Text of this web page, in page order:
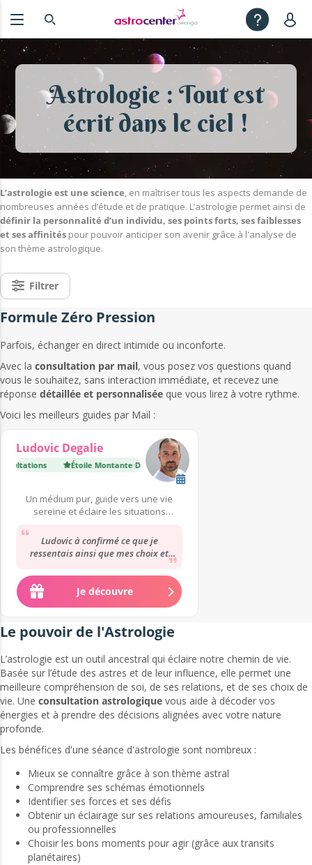
Astrologie : Tout est
écrit dans le ciel !
L’astrologie est une science, en maîtriser tous les aspects demande de
nombreuses années d’étude et de pratique. L’astrologie permet ainsi de
définir la personnalité d’un individu, ses points forts, ses faiblesses
et ses affinités pour pouvoir anticiper son avenir grâce à l'analyse de
son thème astrologique.
Filtrer
Formule Zéro Pression
Parfois, échanger en direct intimide ou inconforte.
Avec la consultation par mail, vous posez vos questions quand
vous le souhaitez, sans interaction immédiate, et recevez une
réponse détaillée et personnalisée que vous lirez à votre rythme.
Voici les meilleurs guides par Mail :
Ludovic Degalie
Étoile Montante·Déjà 3 100 consultations
Un médium pur, guide vers une vie
sereine et éclaire les situations
Ludovic à confirmé ce que je
ressentais ainsi que mes choix et
m'a éclairée sur d'autres points. Il a
très bien...
Je découvre
Le pouvoir de l'Astrologie
L’astrologie est un outil ancestral qui éclaire notre chemin de vie.
Basée sur l’étude des astres et de leur influence, elle permet une
meilleure compréhension de soi, de ses relations, et de ses choix de
vie. Une consultation astrologique vous aide à décoder vos
énergies et à prendre des décisions alignées avec votre nature
profonde.
Les bénéfices d'une séance d'astrologie sont nombreux :
Mieux se connaître grâce à son thème astral
Comprendre ses schémas émotionnels
Identifier ses forces et ses défis
Obtenir un éclairage sur ses relations amoureuses, familiales
ou professionnelles
Choisir les bons moments pour agir (grâce aux transits
planétaires)